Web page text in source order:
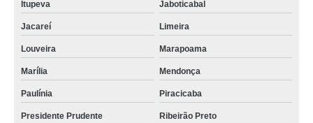
Itupeva Jaboticabal
Jacareí Limeira
Louveira Marapoama
Marília Mendonça
Paulínia Piracicaba
Presidente Prudente Ribeirão Preto